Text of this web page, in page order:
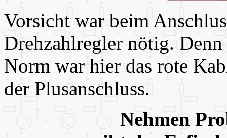
Vorsicht war beim
Drehzahlregler nötig.
Norm war hier das rote
der Plusanschluss.
Nehmen